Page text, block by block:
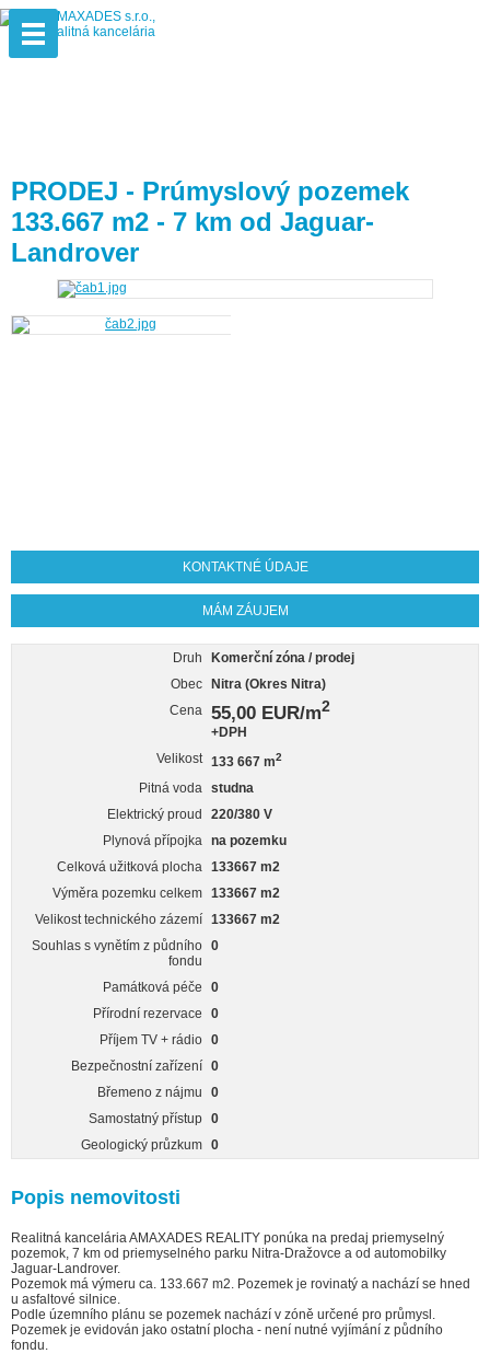
PRODEJ - Prúmyslový pozemek
133.667 m2 - 7 km od Jaguar-
Landrover
KONTAKTNÉ ÚDAJE
MÁM ZÁUJEM
Druh
Komerční zóna / prodej
Obec
Nitra (Okres Nitra)
Cena 55,00 EUR/m2
+DPH
Velikost 133 667 m2
Pitná voda
studna
Elektrický proud
220/380 V
Plynová přípojka
na pozemku
Celková užitková plocha
133667 m2
Výměra pozemku celkem 133667 m2
Velikost technického zázemí 133667 m2
Souhlas s vynětím z půdního
fondu
0
Památková péče
0
Přírodní rezervace
0
Příjem TV + rádio 0
Bezpečnostní zařízení 0
Břemeno z nájmu
0
Samostatný přístup 0
Geologický průzkum 0
Popis nemovitosti
Realitná kancelária AMAXADES REALITY ponúka na predaj priemyselný
pozemok, 7 km od priemyselného parku Nitra-Dražovce a od automobilky
Jaguar-Landrover.
Pozemok má výmeru ca. 133.667 m2. Pozemek je rovinatý a nachází se hned
u asfaltové silnice.
Podle územního plánu se pozemek nachází v zóně určené pro průmysl.
Pozemek je evidován jako ostatní plocha - není nutné vyjímání z půdního
fondu.